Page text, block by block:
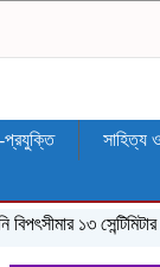
প্রযুক্তি সাহিত্য ও
১৩ সেন্টিমিটার